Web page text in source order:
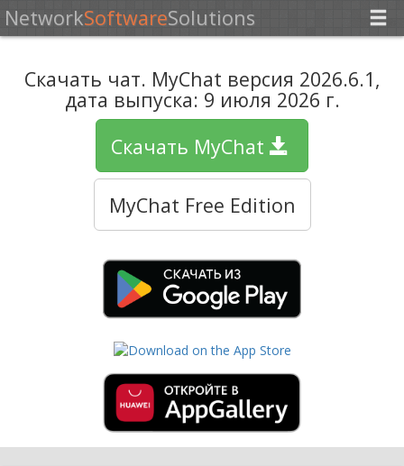
NetworkSoftwareSolutions
Скачать чат. MyChat версия 2026.6.1,
дата выпуска: 9 июля 2026 г.
Скачать MyChat
MyChat Free Edition